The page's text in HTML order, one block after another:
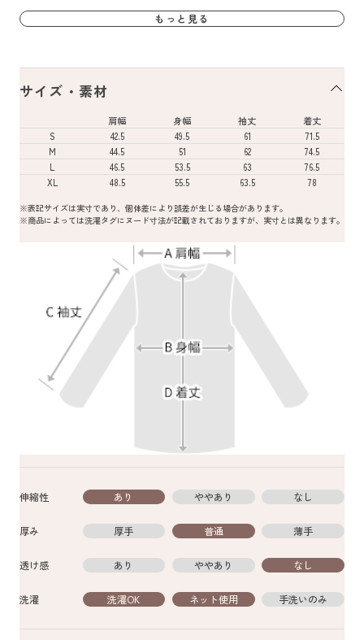
もっと見る
サイズ・素材
肩幅 身幅 袖丈
着丈
S
42.5 49.5 61
71.5
M
44.5 51 62
74.5
L
46.5 53.5 63
76.5
XL
48.5 55.5 63.5 78
※表記サイズは実寸であり、個体差により誤差が生じる場合があります。
※商品によっては洗濯タグにヌード寸法が記載されておりますが、実寸とは異なります。
伸縮性 あり ややあり なし
厚み 厚手 普通 薄手
透け感 あり ややあり なし
洗濯 洗濯OK ネット使用 手洗いのみ